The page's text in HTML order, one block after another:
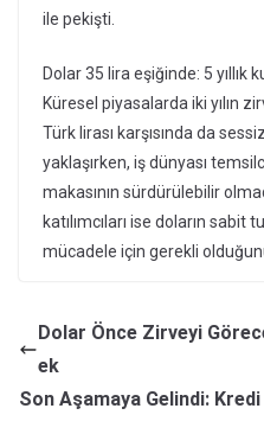
ile pekişti.
Dolar 35 lira eşiğinde: 5 yıllık
Küresel piyasalarda iki yılın
Türk lirası karşısında da
yaklaşırken, iş dünyası
makasının sürdürülebilir
katılımcıları ise doların sabit
mücadele için gerekli
Dolar Önce Zirveyi
ek
Son Aşamaya Gelindi: